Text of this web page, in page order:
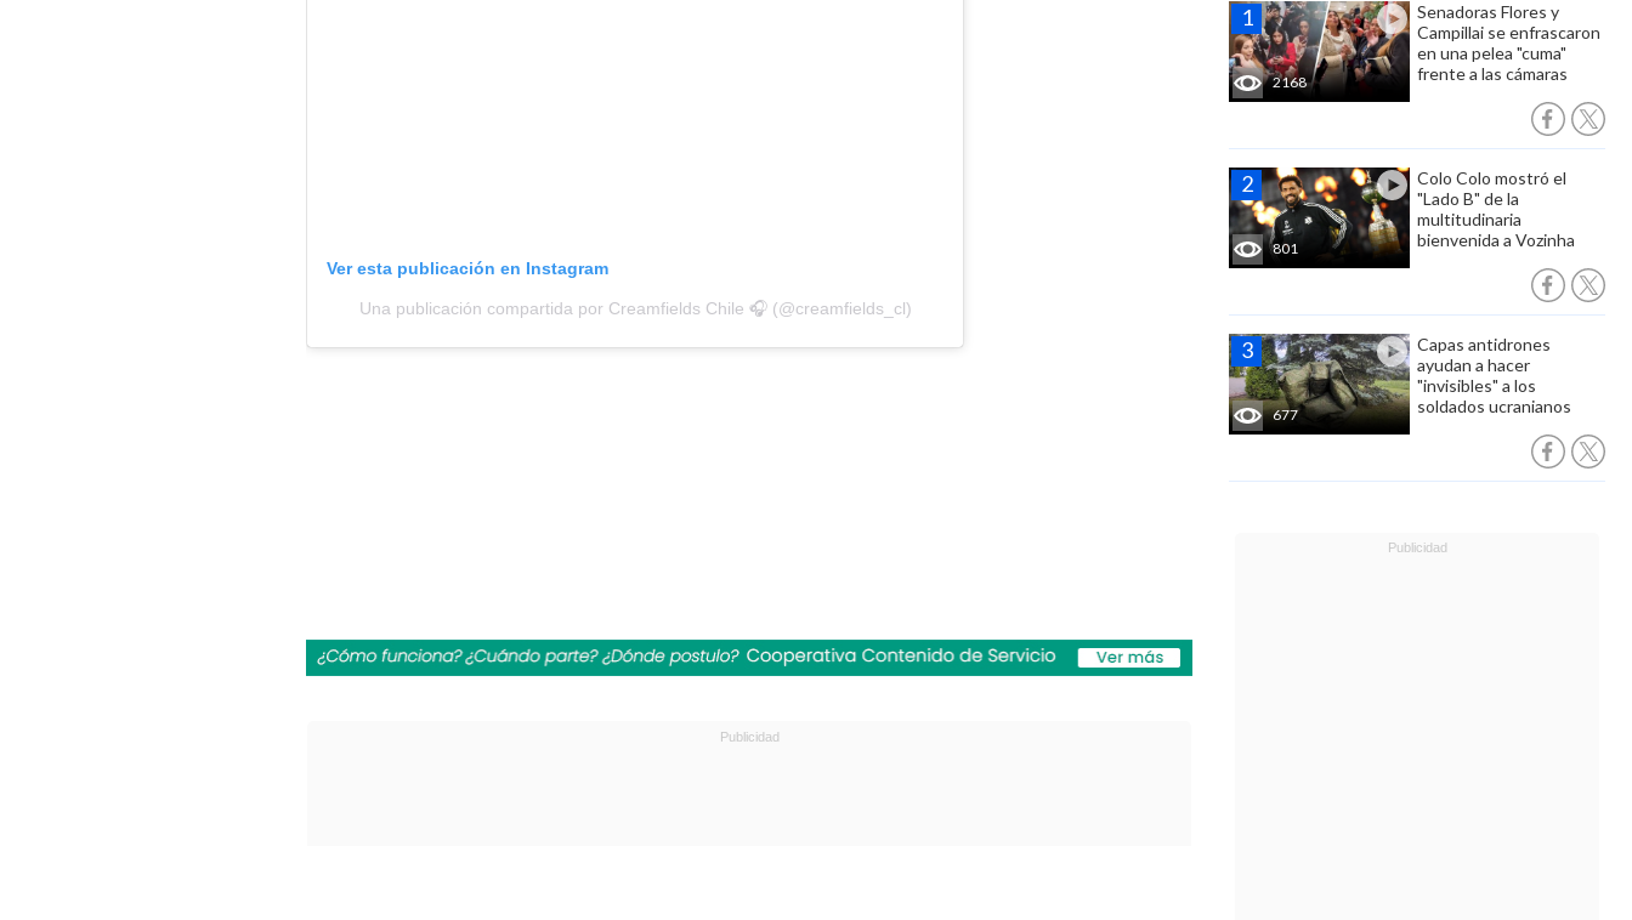
2168
Senadoras Flores y
Campillai se enfrascaron
en una pelea "cuma"
frente a las cámaras
801
Colo Colo mostró el
"Lado B" de la
multitudinaria
bienvenida a Vozinha
677
Capas antidrones
ayudan a hacer
"invisibles" a los
soldados ucranianos
Ver esta publicación en Instagram
Una publicación compartida por Creamfields Chile 🎧 (@creamfields_cl)